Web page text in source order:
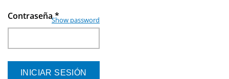
Contraseña*
Show password